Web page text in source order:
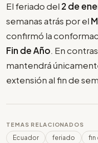
El feriado del 2 de
semanas atrás por el
confirmó la
Fin de Año. En
mantendrá
extensión al fin de
TEMAS RELACIONADOS
Ecuador feriado fin